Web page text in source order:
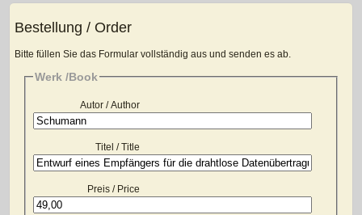
Bestellung / Order
Bitte füllen Sie das Formular vollständig aus und senden es ab.
Werk /Book
Autor / Author
Titel / Title
Preis / Price